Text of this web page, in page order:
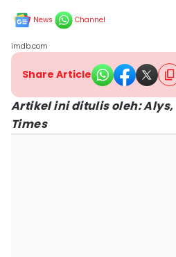
News Channel
imdb.com
Share Article
Artikel ini ditulis oleh: Alys,
Times